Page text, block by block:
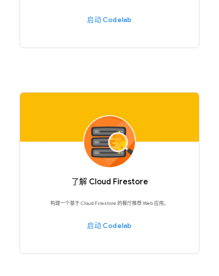
启动 Codelab
了解 Cloud Firestore
构建一个基于 Cloud Firestore 的餐厅推荐 Web 应用。
启动 Codelab